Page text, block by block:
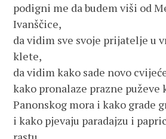
podigni me da budem viši od
Ivanščice,
da vidim sve svoje prijatelje u
klete,
da vidim kako sade novo
kako pronalaze prazne puževe
Panonskog mora i kako grade
i kako pjevaju paradajzu i